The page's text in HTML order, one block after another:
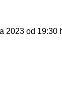
2023 od 19:30